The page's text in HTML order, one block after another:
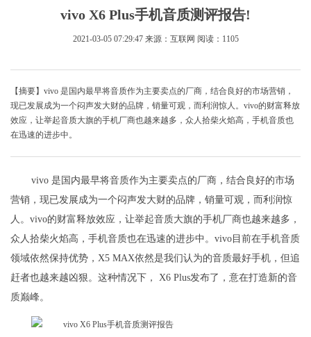
vivo X6 Plus手机音质测评报告!
2021-03-05 07:29:47 来源：互联网 阅读：1105
【摘要】vivo 是国内最早将音质作为主要卖点的厂商，结合良好的市场营销，
现已发展成为一个闷声发大财的品牌，销量可观，而利润惊人。vivo的财富释放
效应，让举起音质大旗的手机厂商也越来越多，众人拾柴火焰高，手机音质也
在迅速的进步中。
vivo 是国内最早将音质作为主要卖点的厂商，结合良好的市场
营销，现已发展成为一个闷声发大财的品牌，销量可观，而利润惊
人。vivo的财富释放效应，让举起音质大旗的手机厂商也越来越多，
众人拾柴火焰高，手机音质也在迅速的进步中。vivo目前在手机音质
领域依然保持优势，X5 MAX依然是我们认为的音质最好手机，但追
赶者也越来越凶狠。这种情况下， X6 Plus发布了，意在打造新的音
质巅峰。